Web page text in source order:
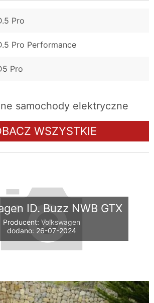
Pro
Pro Performance
Pro
samochody elektryczne
WSZYSTKIE
ID. Buzz NWB GTX
Producent: Volkswagen
dodano: 26-07-2024